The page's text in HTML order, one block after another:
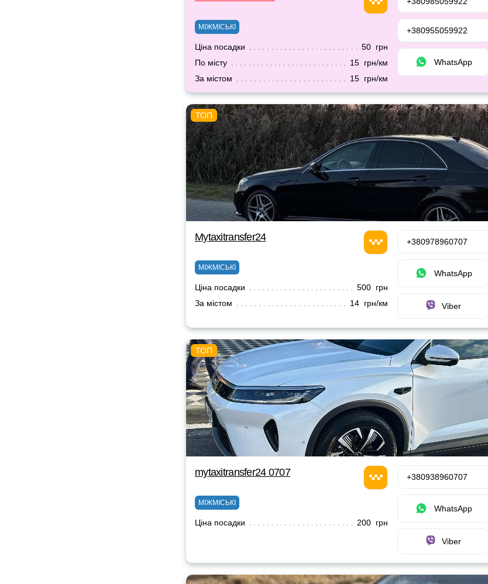
МІЖМІСЬКІ
Ціна посадки
50 грн
По місту
15 грн/км
За містом
15 грн/км
+380955059922
WhatsApp
Mytaxitransfer24
МІЖМІСЬКІ
Ціна посадки
500 грн
За містом
14 грн/км
+380978960707
WhatsApp
Viber
mytaxitransfer24 0707
МІЖМІСЬКІ
Ціна посадки 200 грн
+380938960707
WhatsApp
Viber